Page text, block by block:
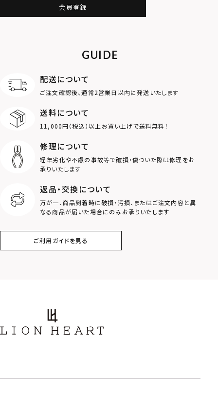
会員登録
GUIDE
配送について
ご注文確認後、通常2営業日以内に発送いたします
送料について
11,000円（税込）以上お買い上げで送料無料！
修理について
経年劣化や不慮の事故等で破損・傷ついた際は修理をお
承りいたします
返品・交換について
万が一、商品到着時に破損・汚損、またはご注文内容と異
なる商品が届いた場合にのみお承りいたします
ご利用ガイドを見る